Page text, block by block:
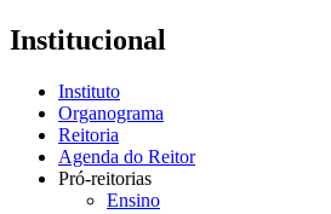
Institucional
Instituto
Organograma
Reitoria
Agenda do Reitor
Pró-reitorias
Ensino